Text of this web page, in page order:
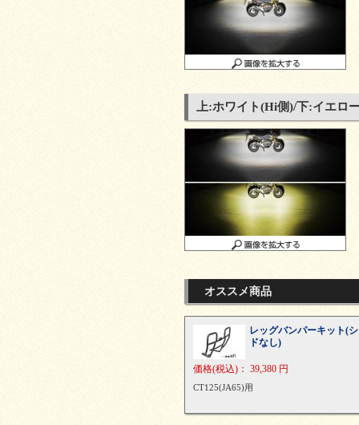
上:ホワイト(Hi側)/下:イエロ
オススメ商品
レッグバンパーキット(
ドなし)
価格(税込) ： 39,380 円
CT125(JA65)用